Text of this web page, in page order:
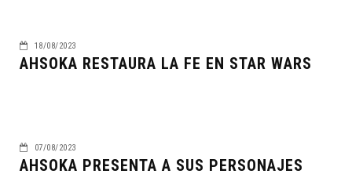
18/08/2023
AHSOKA RESTAURA LA FE EN STAR WARS
07/08/2023
AHSOKA PRESENTA A SUS PERSONAJES